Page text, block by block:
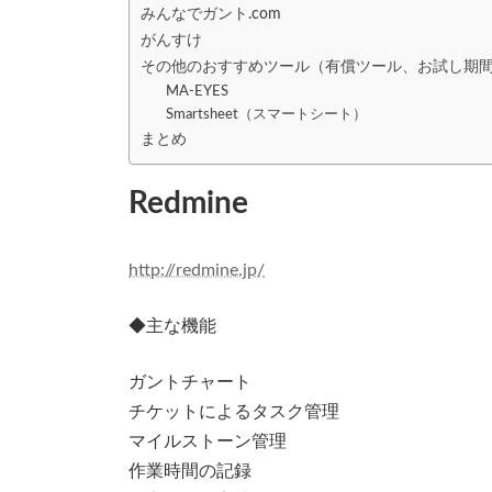
みんなでガント.com
がんすけ
その他のおすすめツール（有償ツール、お試し期
MA-EYES
Smartsheet（スマートシート）
まとめ
Redmine
http://redmine.jp/
◆主な機能
ガントチャート
チケットによるタスク管理
マイルストーン管理
作業時間の記録